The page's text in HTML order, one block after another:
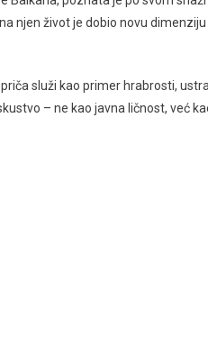
njen život je dobio novu dimenziju
služi kao primer hrabrosti,
– ne kao javna ličnost, već